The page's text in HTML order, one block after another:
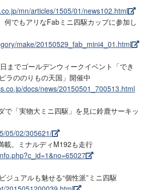
mn/articles/1505/01/news102.html
何でもアリなFabミニ四駆カップに参加し
make/20150529_fab_mini4_01.html
までゴールデンウィークイベント「でき
ラののりもの天国」開催中
docs/news/20150501_700513.html
で「実物大ミニ四駆」を見に鈴鹿サーキッ
05/02/305621/
載。ミナルディM192も走行
ュアルも魅せる“個性派”ミニ四駆